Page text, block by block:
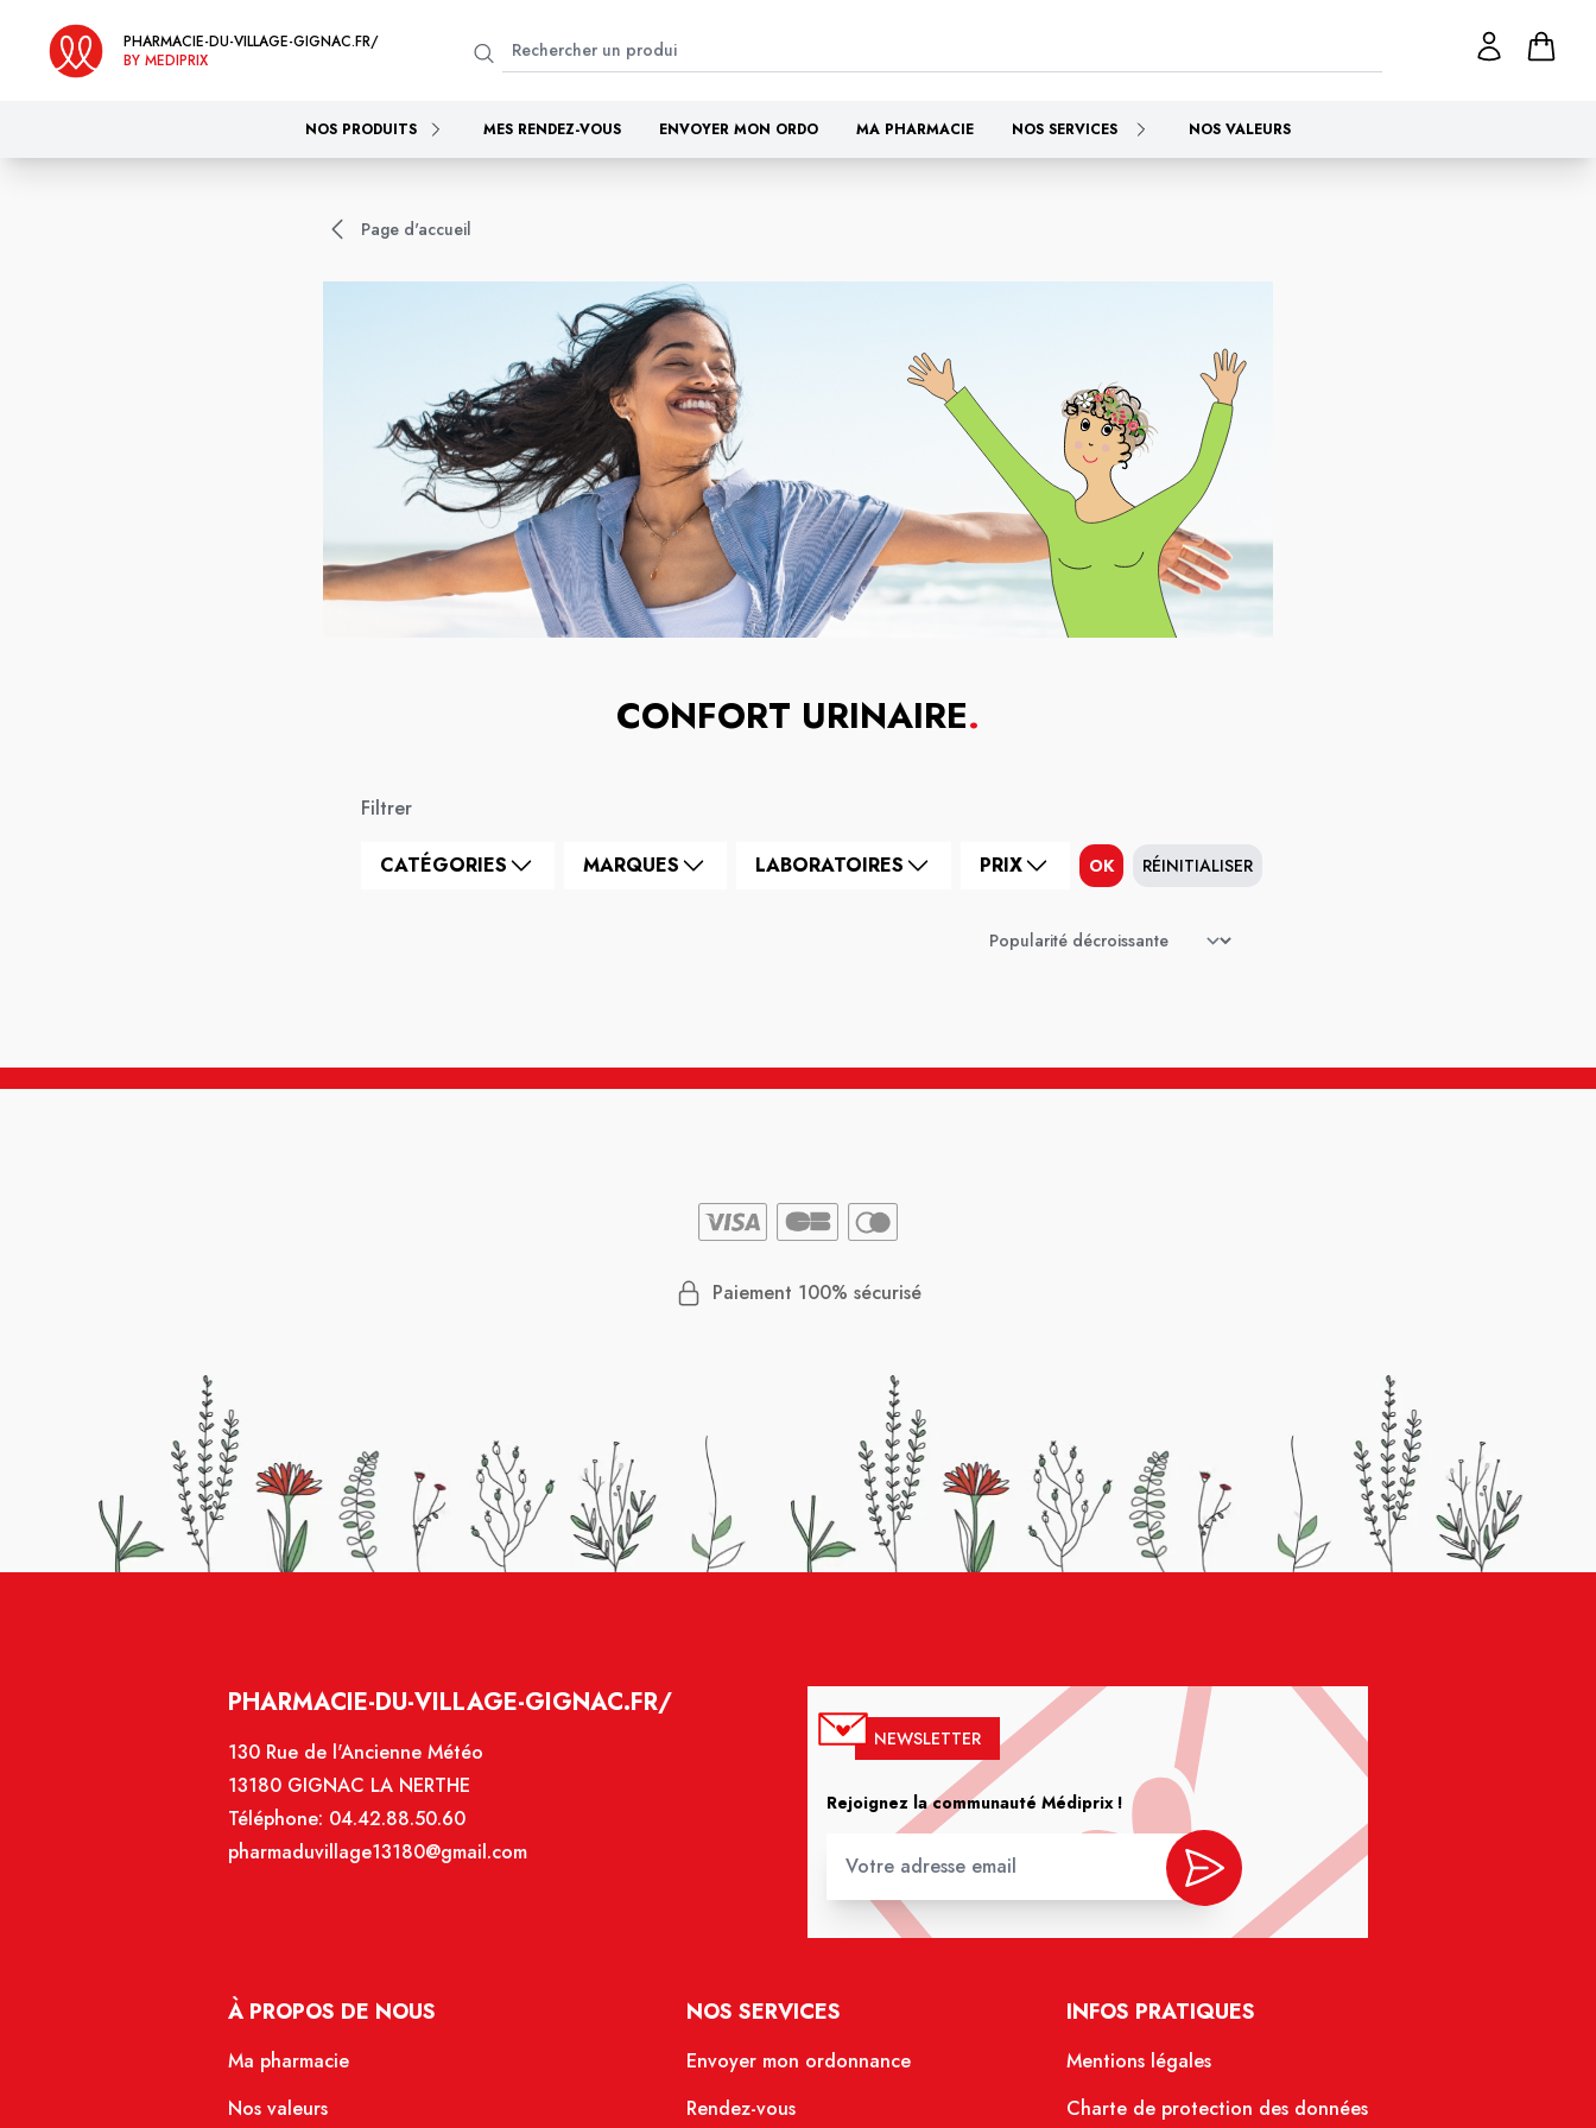
PHARMACIE-DU-VILLAGE-GIGNAC.FR/
BY MEDIPRIX
NOS PRODUITS MES RENDEZ-VOUS ENVOYER MON ORDO MA PHARMACIE NOS SERVICES NOS VALEURS
Page d'accueil
CONFORT URINAIRE.
Filtrer
CATÉGORIES MARQUES LABORATOIRES PRIX OK RÉINITIALISER
Paiement 100% sécurisé
PHARMACIE-DU-VILLAGE-GIGNAC.FR/
130 Rue de l'Ancienne Météo
13180 GIGNAC LA NERTHE
Téléphone: 04.42.88.50.60
pharmaduvillage13180@gmail.com
NEWSLETTER
Rejoignez la communauté Médiprix !
À PROPOS DE NOUS
Ma pharmacie
Nos valeurs
NOS SERVICES
Envoyer mon ordonnance
Rendez-vous
INFOS PRATIQUES
Mentions légales
Charte de protection des données